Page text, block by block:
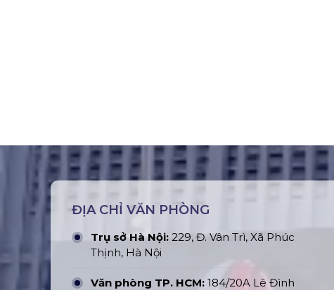
ĐỊA CHỈ VĂN PHÒNG
Trụ sở Hà Nội: 229, Đ. Vân Trì, Xã Phúc
Thịnh, Hà Nội
Văn phòng TP. HCM: 184/20A Lê Đình